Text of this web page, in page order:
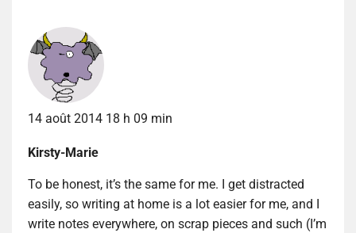
14 août 2014 18 h 09 min
Kirsty-Marie
To be honest, it’s the same for me. I get distracted
easily, so writing at home is a lot easier for me, and I
write notes everywhere, on scrap pieces and such (I’m